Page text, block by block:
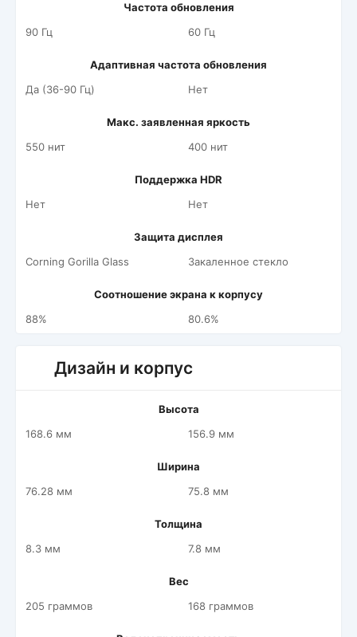
Частота обновления
90 Гц
60 Гц
Адаптивная частота обновления
Да (36-90 Гц)
Нет
Макс. заявленная яркость
550 нит
400 нит
Поддержка HDR
Нет
Нет
Защита дисплея
Corning Gorilla Glass
Закаленное стекло
Соотношение экрана к корпусу
88%
80.6%
Дизайн и корпус
Высота
168.6 мм
156.9 мм
Ширина
76.28 мм
75.8 мм
Толщина
8.3 мм
7.8 мм
Вес
205 граммов
168 граммов